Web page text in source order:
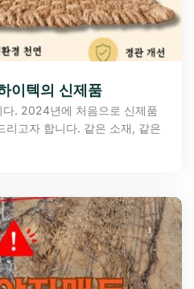
이텍의 신제품
. 2024년에 처음으로 신제품
리고자 합니다. 같은 소재, 같은